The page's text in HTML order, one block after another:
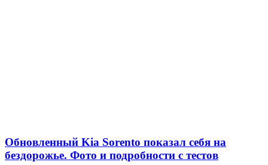
Обновленный Kia Sorento показал себя на
бездорожье. Фото и подробности с тестов